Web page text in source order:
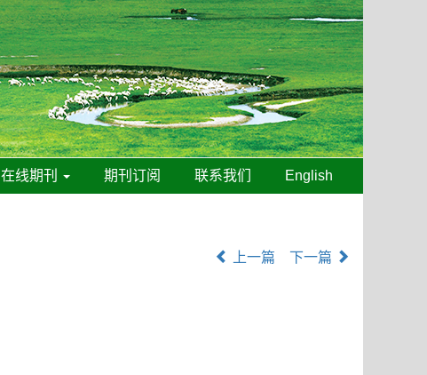
在线期刊 期刊订阅 联系我们 English
上一篇 下一篇